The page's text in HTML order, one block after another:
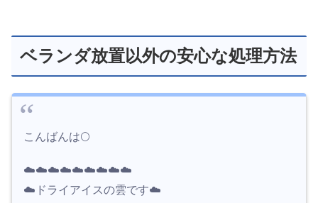
ベランダ放置以外の安心な処理方法
こんばんは🌕
☁️☁️☁️☁️☁️☁️☁️☁️☁️
☁️ドライアイスの雲です☁️